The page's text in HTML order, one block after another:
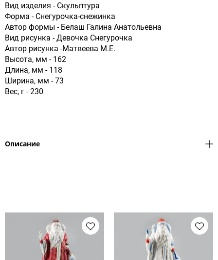
Вид изделия - Скульптура
Форма - Снегурочка-снежинка
Автор формы - Белаш Галина Анатольевна
Вид рисунка - Девочка Снегурочка
Автор рисунка -Матвеева М.Е.
Высота, мм - 162
Длина, мм - 118
Ширина, мм - 73
Вес, г - 230
Описание